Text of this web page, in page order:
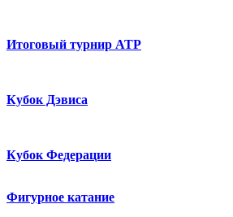
Итоговый турнир ATP
Кубок Дэвиса
Кубок Федерации
Фигурное катание